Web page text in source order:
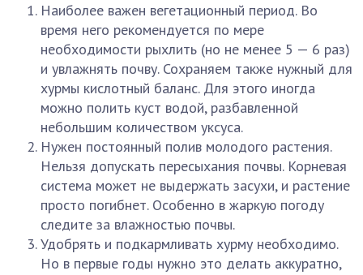
Наиболее важен вегетационный период. Во
время него рекомендуется по мере
необходимости рыхлить (но не менее 5 — 6 раз)
и увлажнять почву. Сохраняем также нужный для
хурмы кислотный баланс. Для этого иногда
можно полить куст водой, разбавленной
небольшим количеством уксуса.
Нужен постоянный полив молодого растения.
Нельзя допускать пересыхания почвы. Корневая
система может не выдержать засухи, и растение
просто погибнет. Особенно в жаркую погоду
следите за влажностью почвы.
Удобрять и подкармливать хурму необходимо.
Но в первые годы нужно это делать аккуратно,